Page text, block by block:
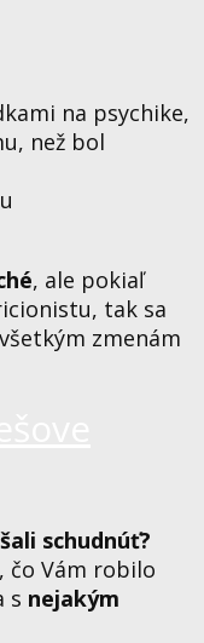
na psychike,
než bol
, ale pokiaľ
tak sa
zmenám
schudnúť?
čo Vám robilo
s nejakým